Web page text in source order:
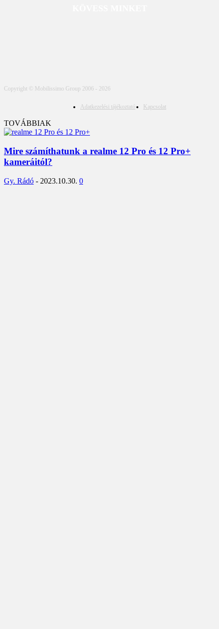
Copyright © Mobilissimo Group 2006 - 2026
Adatkezelési tájékoztató Kapcsolat
TOVÁBBIAK
Mire számíthatunk a realme 12 Pro és 12 Pro+
kameráitól?
Gy. Rádó - 2023.10.30. 0